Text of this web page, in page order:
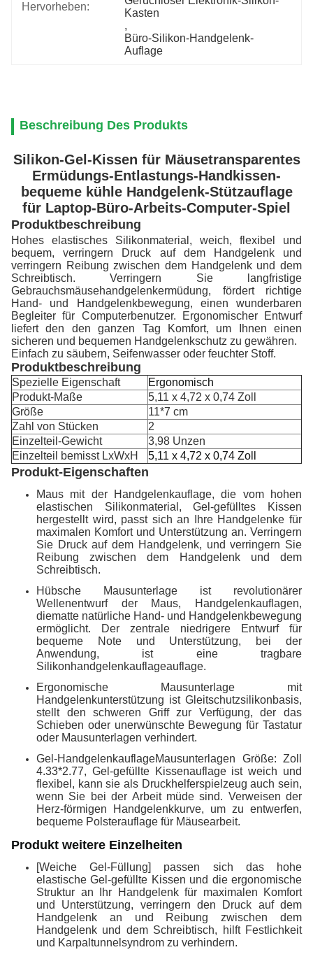
Hervorheben:
Kasten
,
Büro-Silikon-Handgelenk-
Auflage
Beschreibung Des Produkts
Silikon-Gel-Kissen für Mäusetransparentes
Ermüdungs-Entlastungs-Handkissen-
bequeme kühle Handgelenk-Stützauflage
für Laptop-Büro-Arbeits-Computer-Spiel
Produktbeschreibung
Hohes elastisches Silikonmaterial, weich, flexibel und
bequem, verringern Druck auf dem Handgelenk und
verringern Reibung zwischen dem Handgelenk und dem
Schreibtisch. Verringern Sie langfristige
Gebrauchsmäusehandgelenkermüdung, fördert richtige
Hand- und Handgelenkbewegung, einen wunderbaren
Begleiter für Computerbenutzer. Ergonomischer Entwurf
liefert den den ganzen Tag Komfort, um Ihnen einen
sicheren und bequemen Handgelenkschutz zu gewähren.
Einfach zu säubern, Seifenwasser oder feuchter Stoff.
Produktbeschreibung
Spezielle Eigenschaft
Ergonomisch
Produkt-Maße
5,11 x 4,72 x 0,74 Zoll
Größe
11*7 cm
Zahl von Stücken
2
Einzelteil-Gewicht
3,98 Unzen
Einzelteil bemisst LxWxH
5,11 x 4,72 x 0,74 Zoll
Produkt-Eigenschaften
Maus mit der Handgelenkauflage, die vom hohen
elastischen Silikonmaterial, Gel-gefülltes Kissen
hergestellt wird, passt sich an Ihre Handgelenke für
maximalen Komfort und Unterstützung an. Verringern
Sie Druck auf dem Handgelenk, und verringern Sie
Reibung zwischen dem Handgelenk und dem
Schreibtisch.
Hübsche Mausunterlage ist revolutionärer
Wellenentwurf der Maus, Handgelenkauflagen,
diematte natürliche Hand- und Handgelenkbewegung
ermöglicht. Der zentrale niedrigere Entwurf für
bequeme Note und Unterstützung, bei der
Anwendung, ist eine tragbare
Silikonhandgelenkauflageauflage.
Ergonomische Mausunterlage mit
Handgelenkunterstützung ist Gleitschutzsilikonbasis,
stellt den schweren Griff zur Verfügung, der das
Schieben oder unerwünschte Bewegung für Tastatur
oder Mausunterlagen verhindert.
Gel-HandgelenkauflageMausunterlagen Größe: Zoll
4.33*2.77, Gel-gefüllte Kissenauflage ist weich und
flexibel, kann sie als Druckhelferspielzeug auch sein,
wenn Sie bei der Arbeit müde sind. Verweisen der
Herz-förmigen Handgelenkkurve, um zu entwerfen,
bequeme Polsterauflage für Mäusearbeit.
Produkt weitere Einzelheiten
[Weiche Gel-Füllung] passen sich das hohe
elastische Gel-gefüllte Kissen und die ergonomische
Struktur an Ihr Handgelenk für maximalen Komfort
und Unterstützung, verringern den Druck auf dem
Handgelenk an und Reibung zwischen dem
Handgelenk und dem Schreibtisch, hilft Festlichkeit
und Karpaltunnelsyndrom zu verhindern.